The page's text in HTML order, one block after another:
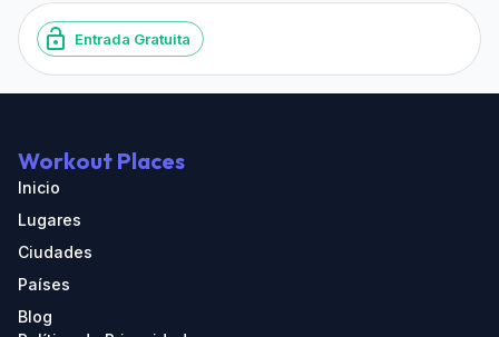
Entrada Gratuita
Workout Places
Inicio
Lugares
Ciudades
Países
Blog